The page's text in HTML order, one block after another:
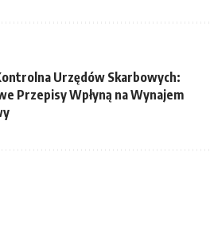
Urzędów Skarbowych:
Przepisy Wpłyną na Wynajem